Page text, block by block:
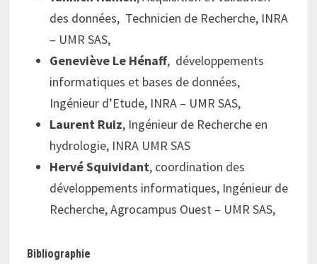
des données, Technicien de Recherche, INRA
– UMR SAS,
Geneviève Le Hénaff, développements
informatiques et bases de données,
Ingénieur d’Etude, INRA – UMR SAS,
Laurent Ruiz, Ingénieur de Recherche en
hydrologie, INRA UMR SAS
Hervé Squividant, coordination des
développements informatiques, Ingénieur de
Recherche, Agrocampus Ouest – UMR SAS,
Bibliographie